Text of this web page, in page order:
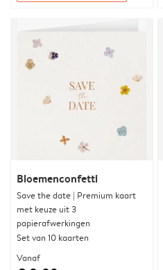
Bloemenconfetti
Save the date | Premium kaart
met keuze uit 3
papierafwerkingen
Set van 10 kaarten
Vanaf